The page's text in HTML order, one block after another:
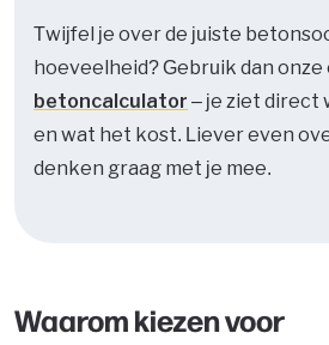
Twijfel je over de juiste
hoeveelheid? Gebruik dan onze
betoncalculator – je ziet direct
en wat het kost. Liever even
denken graag met je mee.
Waarom kiezen voor